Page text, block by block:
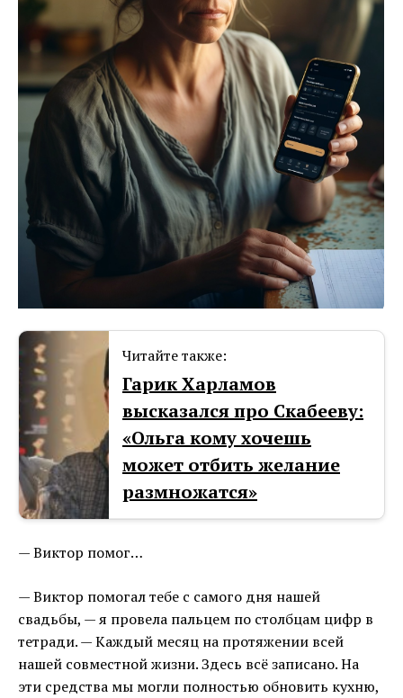
Читайте также:
Гарик Харламов
высказался про Скабееву:
«Ольга кому хочешь
может отбить желание
размножатся»
— Виктор помог…
— Виктор помогал тебе с самого дня нашей
свадьбы, — я провела пальцем по столбцам цифр в
тетради. — Каждый месяц на протяжении всей
нашей совместной жизни. Здесь всё записано. На
эти средства мы могли полностью обновить кухню,